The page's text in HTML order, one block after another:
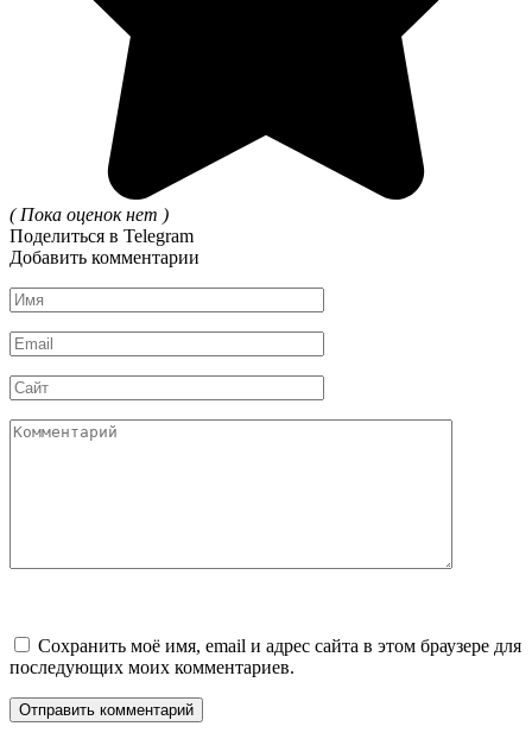
( Пока оценок нет )
Поделиться в Telegram
Добавить комментарии
Имя
*
Email
*
Сайт
Комментарий
Сохранить моё имя, email и адрес сайта в этом браузере для
последующих моих комментариев.